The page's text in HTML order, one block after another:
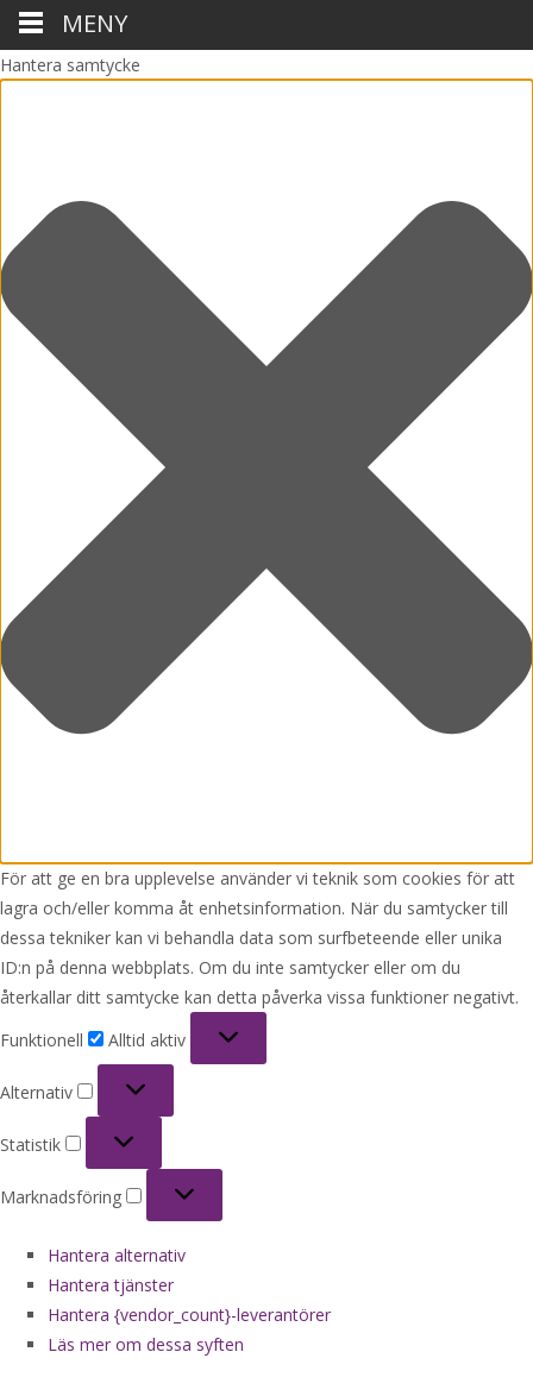
Hantera samtycke
För att ge en bra upplevelse använder vi teknik som cookies för att
lagra och/eller komma åt enhetsinformation. När du samtycker till
dessa tekniker kan vi behandla data som surfbeteende eller unika
ID:n på denna webbplats. Om du inte samtycker eller om du
återkallar ditt samtycke kan detta påverka vissa funktioner negativt.
Funktionell
Alltid aktiv
Alternativ
Statistik
Marknadsföring
Hantera alternativ
Hantera tjänster
Hantera {vendor_count}-leverantörer
Läs mer om dessa syften
MENY